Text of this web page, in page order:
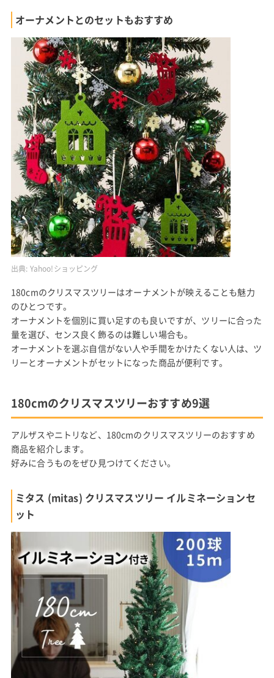
オーナメントとのセットもおすすめ
出典: Yahoo!ショッピング
180cmのクリスマスツリーはオーナメントが映えることも魅力
のひとつです。
オーナメントを個別に買い足すのも良いですが、ツリーに合った
量を選び、センス良く飾るのは難しい場合も。
オーナメントを選ぶ自信がない人や手間をかけたくない人は、ツ
リーとオーナメントがセットになった商品が便利です。
180cmのクリスマスツリーおすすめ9選
アルザスやニトリなど、180cmのクリスマスツリーのおすすめ
商品を紹介します。
好みに合うものをぜひ見つけてください。
ミタス (mitas) クリスマスツリー イルミネーションセ
ット